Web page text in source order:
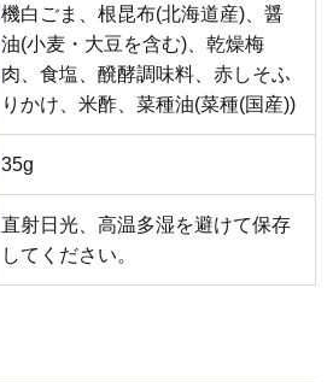
機白ごま、根昆布(北海道産)、醤
油(小麦・大豆を含む)、乾燥梅
肉、食塩、醗酵調味料、赤しそふ
りかけ、米酢、菜種油(菜種(国産))
35g
直射日光、高温多湿を避けて保存
してください。